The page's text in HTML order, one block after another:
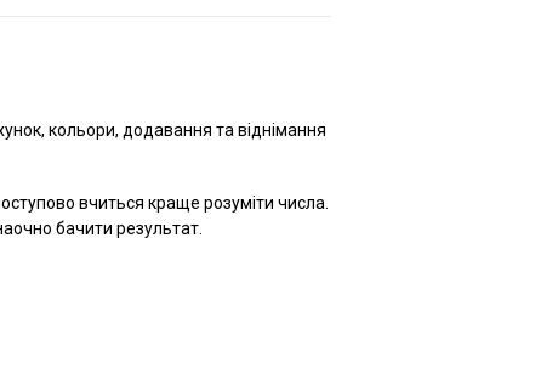
кольори, додавання та віднімання
вчиться краще розуміти числа.
бачити результат.